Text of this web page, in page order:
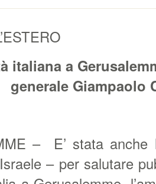
italiana a
generale Giampaolo
– E’ stata anche
– per salutare